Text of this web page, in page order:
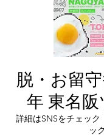
脱・お留
年 東名阪
詳細はSNSをチェック
ック